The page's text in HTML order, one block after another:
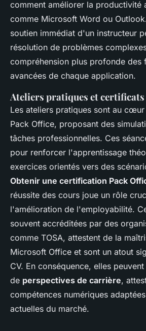
comment améliorer la productivité
comme Microsoft Word ou
soutien immédiat d'un instructeur
résolution de problèmes
compréhension plus profonde des
avancées de chaque application.
Ateliers pratiques et
Les ateliers pratiques sont au
Pack Office, proposant des
tâches professionnelles. Ces
pour renforcer l'apprentissage
exercices orientés vers des
Obtenir une certification Pack
réussite des cours joue un rôle
l'amélioration de l'employabilité.
souvent accréditées par des
comme TOSA, attestent de la
Microsoft Office et sont un atout
CV. En conséquence, elles
de perspectives de carrière,
compétences numériques
actuelles du marché.